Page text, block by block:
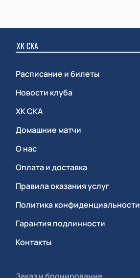
ХК СКА
Расписание и билеты
Новости клуба
ХК СКА
Домашние матчи
О нас
Оплата и доставка
Правила оказания услуг
Политика конфиденциальности
Гарантия подлинности
Контакты